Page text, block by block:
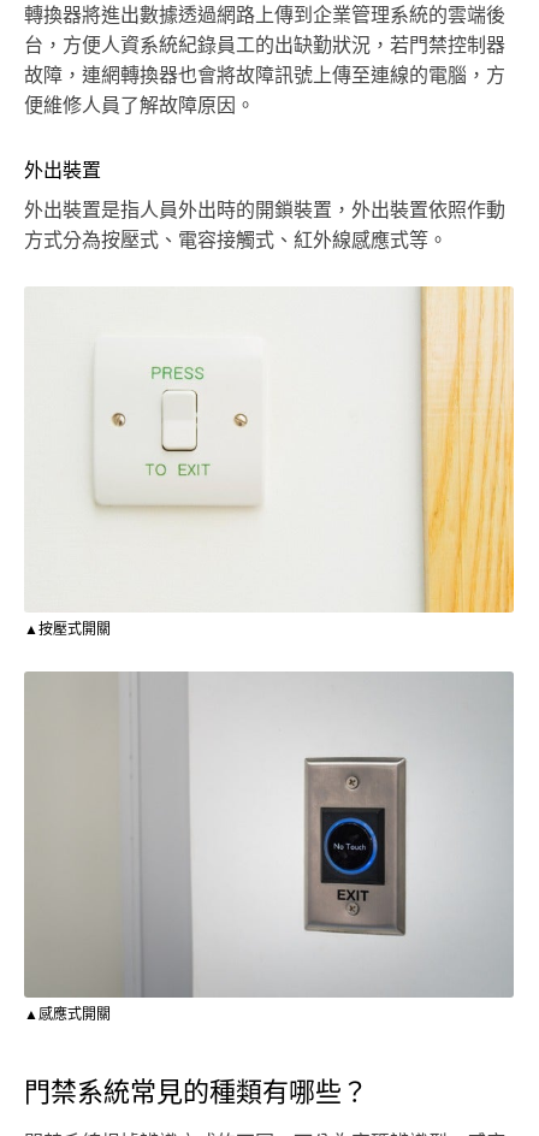
轉換器將進出數據透過網路上傳到企業管理系統的雲端後
台，方便人資系統紀錄員工的出缺勤狀況，若門禁控制器
故障，連網轉換器也會將故障訊號上傳至連線的電腦，方
便維修人員了解故障原因。
外出裝置
外出裝置是指人員外出時的開鎖裝置，外出裝置依照作動
方式分為按壓式、電容接觸式、紅外線感應式等。
▲按壓式開關
▲感應式開關
門禁系統常見的種類有哪些？